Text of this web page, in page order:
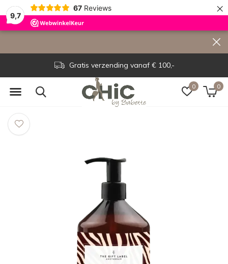
9,7
67 Reviews ×
0 0
Gratis verzending vanaf € 100,-